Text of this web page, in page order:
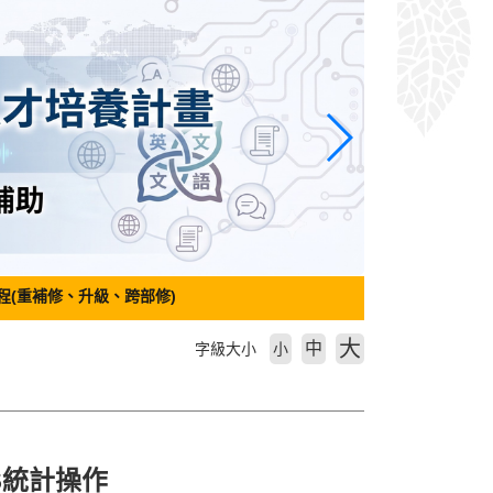
(重補修、升級、跨部修)
字級大小 小 中 大
計操作